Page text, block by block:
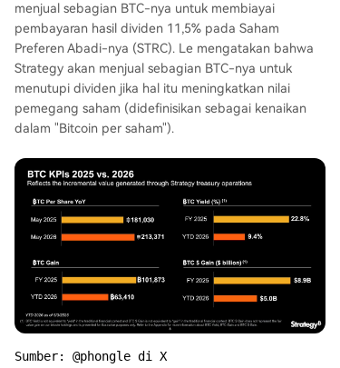
menjual sebagian BTC-nya untuk membiayai
pembayaran hasil dividen 11,5% pada Saham
Preferen Abadi-nya (STRC). Le mengatakan bahwa
Strategy akan menjual sebagian BTC-nya untuk
menutupi dividen jika hal itu meningkatkan nilai
pemegang saham (didefinisikan sebagai kenaikan
dalam "Bitcoin per saham").
Sumber: @phongle di X